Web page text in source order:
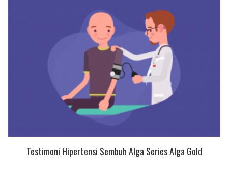
Testimoni Hipertensi Sembuh Alga Series Alga Gold